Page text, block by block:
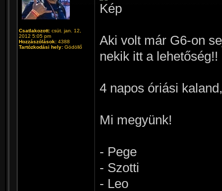
Csatlakozott: csüt. jan. 12,
2012 5:05 pm
Hozzászólások: 4388
Tartózkodási hely: Gödöllő
Aki volt már G6-on
nekik itt a lehetőség!!
4 napos óriási
Mi megyünk!
- Pege
- Szotti
- Leo